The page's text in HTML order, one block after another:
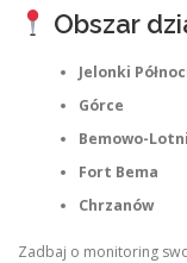
Obszar
Jelonki
Górce
Bemowo-
Fort Bema
Chrzanów
Zadbaj o monitoring